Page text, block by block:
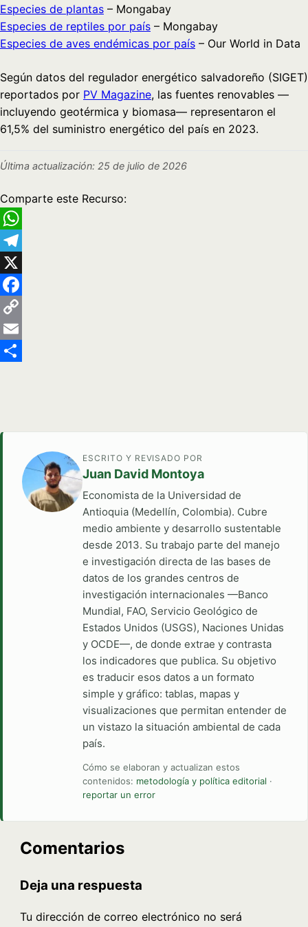
Especies de plantas – Mongabay
Especies de reptiles por país – Mongabay
Especies de aves endémicas por país – Our World in Data
Según datos del regulador energético salvadoreño (SIGET)
reportados por PV Magazine, las fuentes renovables —
incluyendo geotérmica y biomasa— representaron el
61,5% del suministro energético del país en 2023.
Última actualización: 25 de julio de 2026
Comparte este Recurso:
WhatsApp
Telegram
X
Facebook
Copy
Link
Email
ESCRITO Y REVISADO POR
Juan David Montoya
Economista de la Universidad de
Antioquia (Medellín, Colombia). Cubre
medio ambiente y desarrollo sustentable
desde 2013. Su trabajo parte del manejo
e investigación directa de las bases de
datos de los grandes centros de
investigación internacionales —Banco
Mundial, FAO, Servicio Geológico de
Estados Unidos (USGS), Naciones Unidas
y OCDE—, de donde extrae y contrasta
los indicadores que publica. Su objetivo
es traducir esos datos a un formato
simple y gráfico: tablas, mapas y
visualizaciones que permitan entender de
un vistazo la situación ambiental de cada
país.
Cómo se elaboran y actualizan estos
contenidos: metodología y política editorial ·
reportar un error
Comentarios
Deja una respuesta
Tu dirección de correo electrónico no será